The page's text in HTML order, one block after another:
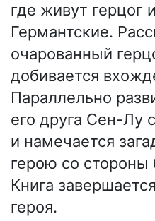
где живут герцог
Германтские.
очарованный
добивается
Параллельно
его друга Сен-Лу
и намечается
герою со
Книга
героя.